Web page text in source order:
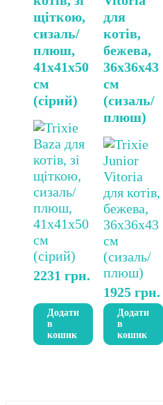
щіткою,
сизаль/
плюш,
41х41х50
см
(сірий)
2231 грн.
Додати
в
кошик
для
котів,
бежева,
36х36х43
см
(сизаль/
плюш)
1925грн.
Додати
в
кошик